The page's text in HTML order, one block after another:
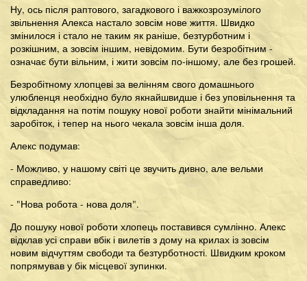
Ну, ось після раптового, загадкового і важкозрозумілого
звільнення Алекса настало зовсім нове життя. Швидко
змінилося і стало не таким як раніше, безтурботним і
розкішним, а зовсім іншим, невідомим. Бути безробітним -
означає бути вільним, і жити зовсім по-іншому, але без грошей.
Безробітному хлопцеві за велінням свого домашнього
улюбленця необхідно було якнайшвидше і без уповільнення та
відкладання на потім пошуку нової роботи знайти мінімальний
заробіток, і тепер на нього чекала зовсім інша доля.
Алекс подумав:
- Можливо, у нашому світі це звучить дивно, але вельми
справедливо:
- "Нова робота - нова доля".
До пошуку нової роботи хлопець поставився сумлінно. Алекс
відклав усі справи вбік і вилетів з дому на крилах із зовсім
новим відчуттям свободи та безтурботності. Швидким кроком
попрямував у бік місцевої зупинки.